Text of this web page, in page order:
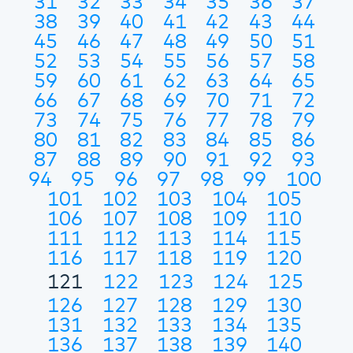
38
39 40 41 42 43
44
45
46 47 48 49 50
51
52
53 54 55 56 57
58
59
60 61 62 63 64
65
66
67 68 69 70 71
72
73
74 75 76 77 78
79
80
81 82 83 84 85
86
87
88 89 90 91 92
93
94
95 96 97 98 99
100
101
102 103 104
105
106
107 108 109
110
111
112 113 114
115
116
117 118 119
120
121
122 123 124
125
126
127 128 129
130
131
132 133 134
135
136
137 138 139 140